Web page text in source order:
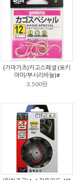
(가마가츠)카고스페셜 (오키
아미/부시리바늘)#
3,500원